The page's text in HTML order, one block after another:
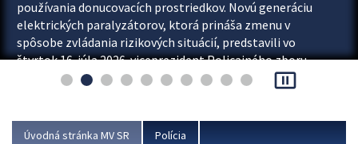
používania donucovacích prostriedkov. Novú generáciu
elektrických paralyzátorov, ktorá prináša zmenu v
spôsobe zvládania rizikových situácií, predstavili vo
štvrtok 16. júla 2026 viceprezident Policajného zboru
Rastislav Polakovič a riaditeľ odboru výcviku...
pause_presentation
Úvodná stránka MV SR Polícia